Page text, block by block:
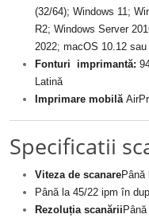
(32/64); Windows 11;
R2; Windows Server
2022; macOS 10.12
Fonturi imprimantă:
Latină
Imprimare mobilă
Specificatii
Viteza de scanare
Până la 45/22 ipm în
Rezoluția scanării